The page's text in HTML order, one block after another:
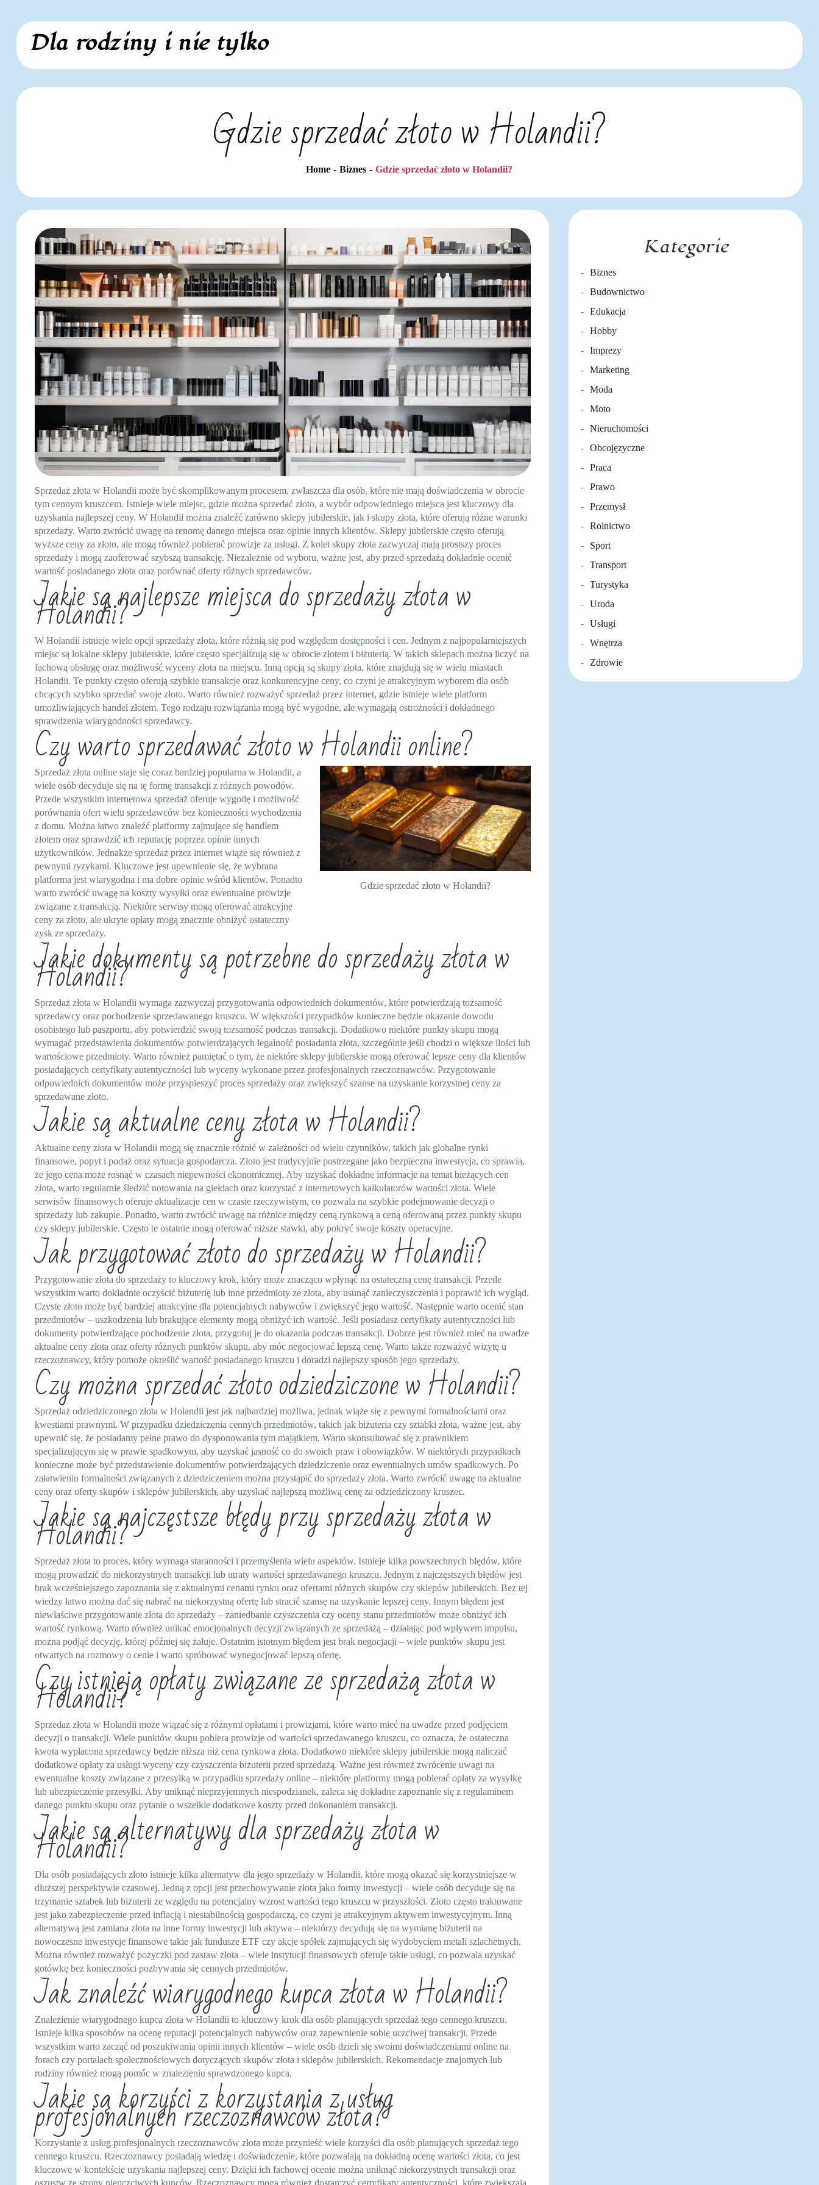
content
Dla rodziny i nie tylko
Gdzie sprzedać złoto w Holandii?
Home Biznes Gdzie sprzedać złoto w Holandii?
Sprzedaż złota w Holandii może być skomplikowanym procesem, zwłaszcza dla osób, które nie mają doświadczenia w obrocie
tym cennym kruszcem. Istnieje wiele miejsc, gdzie można sprzedać złoto, a wybór odpowiedniego miejsca jest kluczowy dla
uzyskania najlepszej ceny. W Holandii można znaleźć zarówno sklepy jubilerskie, jak i skupy złota, które oferują różne warunki
sprzedaży. Warto zwrócić uwagę na renomę danego miejsca oraz opinie innych klientów. Sklepy jubilerskie często oferują
wyższe ceny za złoto, ale mogą również pobierać prowizje za usługi. Z kolei skupy złota zazwyczaj mają prostszy proces
sprzedaży i mogą zaoferować szybszą transakcję. Niezależnie od wyboru, ważne jest, aby przed sprzedażą dokładnie ocenić
wartość posiadanego złota oraz porównać oferty różnych sprzedawców.
Jakie są najlepsze miejsca do sprzedaży złota w
Holandii?
W Holandii istnieje wiele opcji sprzedaży złota, które różnią się pod względem dostępności i cen. Jednym z najpopularniejszych
miejsc są lokalne sklepy jubilerskie, które często specjalizują się w obrocie złotem i biżuterią. W takich sklepach można liczyć na
fachową obsługę oraz możliwość wyceny złota na miejscu. Inną opcją są skupy złota, które znajdują się w wielu miastach
Holandii. Te punkty często oferują szybkie transakcje oraz konkurencyjne ceny, co czyni je atrakcyjnym wyborem dla osób
chcących szybko sprzedać swoje złoto. Warto również rozważyć sprzedaż przez internet, gdzie istnieje wiele platform
umożliwiających handel złotem. Tego rodzaju rozwiązania mogą być wygodne, ale wymagają ostrożności i dokładnego
sprawdzenia wiarygodności sprzedawcy.
Czy warto sprzedawać złoto w Holandii online?
Gdzie sprzedać złoto w Holandii?
Sprzedaż złota online staje się coraz bardziej popularna w Holandii, a
wiele osób decyduje się na tę formę transakcji z różnych powodów.
Przede wszystkim internetowa sprzedaż oferuje wygodę i możliwość
porównania ofert wielu sprzedawców bez konieczności wychodzenia
z domu. Można łatwo znaleźć platformy zajmujące się handlem
złotem oraz sprawdzić ich reputację poprzez opinie innych
użytkowników. Jednakże sprzedaż przez internet wiąże się również z
pewnymi ryzykami. Kluczowe jest upewnienie się, że wybrana
platforma jest wiarygodna i ma dobre opinie wśród klientów. Ponadto
warto zwrócić uwagę na koszty wysyłki oraz ewentualne prowizje
związane z transakcją. Niektóre serwisy mogą oferować atrakcyjne
ceny za złoto, ale ukryte opłaty mogą znacznie obniżyć ostateczny
zysk ze sprzedaży.
Jakie dokumenty są potrzebne do sprzedaży złota w
Holandii?
Sprzedaż złota w Holandii wymaga zazwyczaj przygotowania odpowiednich dokumentów, które potwierdzają tożsamość
sprzedawcy oraz pochodzenie sprzedawanego kruszcu. W większości przypadków konieczne będzie okazanie dowodu
osobistego lub paszportu, aby potwierdzić swoją tożsamość podczas transakcji. Dodatkowo niektóre punkty skupu mogą
wymagać przedstawienia dokumentów potwierdzających legalność posiadania złota, szczególnie jeśli chodzi o większe ilości lub
wartościowe przedmioty. Warto również pamiętać o tym, że niektóre sklepy jubilerskie mogą oferować lepsze ceny dla klientów
posiadających certyfikaty autentyczności lub wyceny wykonane przez profesjonalnych rzeczoznawców. Przygotowanie
odpowiednich dokumentów może przyspieszyć proces sprzedaży oraz zwiększyć szanse na uzyskanie korzystnej ceny za
sprzedawane złoto.
Jakie są aktualne ceny złota w Holandii?
Aktualne ceny złota w Holandii mogą się znacznie różnić w zależności od wielu czynników, takich jak globalne rynki
finansowe, popyt i podaż oraz sytuacja gospodarcza. Złoto jest tradycyjnie postrzegane jako bezpieczna inwestycja, co sprawia,
że jego cena może rosnąć w czasach niepewności ekonomicznej. Aby uzyskać dokładne informacje na temat bieżących cen
złota, warto regularnie śledzić notowania na giełdach oraz korzystać z internetowych kalkulatorów wartości złota. Wiele
serwisów finansowych oferuje aktualizacje cen w czasie rzeczywistym, co pozwala na szybkie podejmowanie decyzji o
sprzedaży lub zakupie. Ponadto, warto zwrócić uwagę na różnice między ceną rynkową a ceną oferowaną przez punkty skupu
czy sklepy jubilerskie. Często te ostatnie mogą oferować niższe stawki, aby pokryć swoje koszty operacyjne.
Jak przygotować złoto do sprzedaży w Holandii?
Przygotowanie złota do sprzedaży to kluczowy krok, który może znacząco wpłynąć na ostateczną cenę transakcji. Przede
wszystkim warto dokładnie oczyścić biżuterię lub inne przedmioty ze złota, aby usunąć zanieczyszczenia i poprawić ich wygląd.
Czyste złoto może być bardziej atrakcyjne dla potencjalnych nabywców i zwiększyć jego wartość. Następnie warto ocenić stan
przedmiotów – uszkodzenia lub brakujące elementy mogą obniżyć ich wartość. Jeśli posiadasz certyfikaty autentyczności lub
dokumenty potwierdzające pochodzenie złota, przygotuj je do okazania podczas transakcji. Dobrze jest również mieć na uwadze
aktualne ceny złota oraz oferty różnych punktów skupu, aby móc negocjować lepszą cenę. Warto także rozważyć wizytę u
rzeczoznawcy, który pomoże określić wartość posiadanego kruszcu i doradzi najlepszy sposób jego sprzedaży.
Czy można sprzedać złoto odziedziczone w Holandii?
Sprzedaż odziedziczonego złota w Holandii jest jak najbardziej możliwa, jednak wiąże się z pewnymi formalnościami oraz
kwestiami prawnymi. W przypadku dziedziczenia cennych przedmiotów, takich jak biżuteria czy sztabki złota, ważne jest, aby
upewnić się, że posiadamy pełne prawo do dysponowania tym majątkiem. Warto skonsultować się z prawnikiem
specjalizującym się w prawie spadkowym, aby uzyskać jasność co do swoich praw i obowiązków. W niektórych przypadkach
konieczne może być przedstawienie dokumentów potwierdzających dziedziczenie oraz ewentualnych umów spadkowych. Po
załatwieniu formalności związanych z dziedziczeniem można przystąpić do sprzedaży złota. Warto zwrócić uwagę na aktualne
ceny oraz oferty skupów i sklepów jubilerskich, aby uzyskać najlepszą możliwą cenę za odziedziczony kruszec.
Jakie są najczęstsze błędy przy sprzedaży złota w
Holandii?
Sprzedaż złota to proces, który wymaga staranności i przemyślenia wielu aspektów. Istnieje kilka powszechnych błędów, które
mogą prowadzić do niekorzystnych transakcji lub utraty wartości sprzedawanego kruszcu. Jednym z najczęstszych błędów jest
brak wcześniejszego zapoznania się z aktualnymi cenami rynku oraz ofertami różnych skupów czy sklepów jubilerskich. Bez tej
wiedzy łatwo można dać się nabrać na niekorzystną ofertę lub stracić szansę na uzyskanie lepszej ceny. Innym błędem jest
niewłaściwe przygotowanie złota do sprzedaży – zaniedbanie czyszczenia czy oceny stanu przedmiotów może obniżyć ich
wartość rynkową. Warto również unikać emocjonalnych decyzji związanych ze sprzedażą – działając pod wpływem impulsu,
można podjąć decyzję, której później się żałuje. Ostatnim istotnym błędem jest brak negocjacji – wiele punktów skupu jest
otwartych na rozmowy o cenie i warto spróbować wynegocjować lepszą ofertę.
Czy istnieją opłaty związane ze sprzedażą złota w
Holandii?
Sprzedaż złota w Holandii może wiązać się z różnymi opłatami i prowizjami, które warto mieć na uwadze przed podjęciem
decyzji o transakcji. Wiele punktów skupu pobiera prowizje od wartości sprzedawanego kruszcu, co oznacza, że ostateczna
kwota wypłacona sprzedawcy będzie niższa niż cena rynkowa złota. Dodatkowo niektóre sklepy jubilerskie mogą naliczać
dodatkowe opłaty za usługi wyceny czy czyszczenia biżuterii przed sprzedażą. Ważne jest również zwrócenie uwagi na
ewentualne koszty związane z przesyłką w przypadku sprzedaży online – niektóre platformy mogą pobierać opłaty za wysyłkę
lub ubezpieczenie przesyłki. Aby uniknąć nieprzyjemnych niespodzianek, zaleca się dokładne zapoznanie się z regulaminem
danego punktu skupu oraz pytanie o wszelkie dodatkowe koszty przed dokonaniem transakcji.
Jakie są alternatywy dla sprzedaży złota w
Holandii?
Dla osób posiadających złoto istnieje kilka alternatyw dla jego sprzedaży w Holandii, które mogą okazać się korzystniejsze w
dłuższej perspektywie czasowej. Jedną z opcji jest przechowywanie złota jako formy inwestycji – wiele osób decyduje się na
trzymanie sztabek lub biżuterii ze względu na potencjalny wzrost wartości tego kruszcu w przyszłości. Złoto często traktowane
jest jako zabezpieczenie przed inflacją i niestabilnością gospodarczą, co czyni je atrakcyjnym aktywem inwestycyjnym. Inną
alternatywą jest zamiana złota na inne formy inwestycji lub aktywa – niektórzy decydują się na wymianę biżuterii na
nowoczesne inwestycje finansowe takie jak fundusze ETF czy akcje spółek zajmujących się wydobyciem metali szlachetnych.
Można również rozważyć pożyczki pod zastaw złota – wiele instytucji finansowych oferuje takie usługi, co pozwala uzyskać
gotówkę bez konieczności pozbywania się cennych przedmiotów.
Jak znaleźć wiarygodnego kupca złota w Holandii?
Znalezienie wiarygodnego kupca złota w Holandii to kluczowy krok dla osób planujących sprzedaż tego cennego kruszcu.
Istnieje kilka sposobów na ocenę reputacji potencjalnych nabywców oraz zapewnienie sobie uczciwej transakcji. Przede
wszystkim warto zacząć od poszukiwania opinii innych klientów – wiele osób dzieli się swoimi doświadczeniami online na
forach czy portalach społecznościowych dotyczących skupów złota i sklepów jubilerskich. Rekomendacje znajomych lub
rodziny również mogą pomóc w znalezieniu sprawdzonego kupca.
Jakie są korzyści z korzystania z usług
profesjonalnych rzeczoznawców złota?
Korzystanie z usług profesjonalnych rzeczoznawców złota może przynieść wiele korzyści dla osób planujących sprzedaż tego
cennego kruszcu. Rzeczoznawcy posiadają wiedzę i doświadczenie, które pozwalają na dokładną ocenę wartości złota, co jest
kluczowe w kontekście uzyskania najlepszej ceny. Dzięki ich fachowej ocenie można uniknąć niekorzystnych transakcji oraz
oszustw ze strony nieuczciwych kupców. Rzeczoznawcy mogą również dostarczyć certyfikaty autentyczności, które zwiększają
Kategorie
Biznes
Budownictwo
Edukacja
Hobby
Imprezy
Marketing
Moda
Moto
Nieruchomości
Obcojęzyczne
Praca
Prawo
Przemysł
Rolnictwo
Sport
Transport
Turystyka
Uroda
Usługi
Wnętrza
Zdrowie